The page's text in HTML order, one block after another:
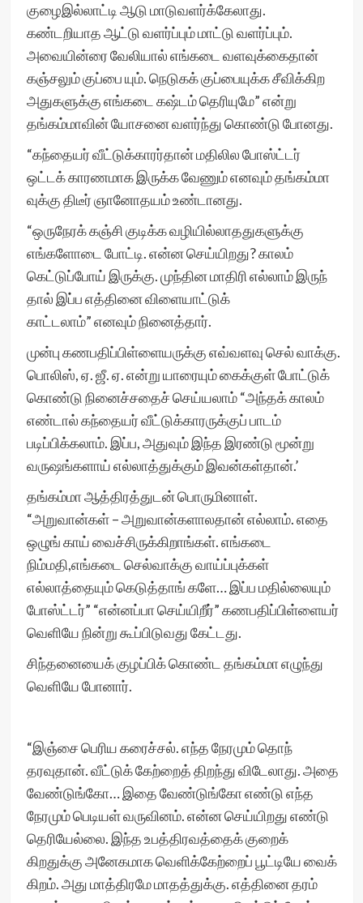
குழைஇல்லாட்டி ஆடு மாடுவளர்க்கேலாது.
கண்டறியாத ஆட்டு வளர்ப்பும் மாட்டு வளர்ப்பும்.
அவையின்ரை வேலியால் எங்கடை வளவுக்கைதான்
கஞ்சலும் குப்பை யும். நெடுகக் குப்பையுக்க சீவிக்கிற
அதுகளுக்கு எங்கடை கஷ்டம் தெரியுமே” என்று
தங்கம்மாவின் யோசனை வளர்ந்து கொண்டு போனது.
“கந்தையர் வீட்டுக்காரர்தான் மதிலில போஸ்ட்டர்
ஒட்டக் காரணமாக இருக்க வேணும் எனவும் தங்கம்மா
வுக்கு திடீர் ஞானோதயம் உண்டானது.
“ஒருநேரக் கஞ்சி குடிக்க வழியில்லாததுகளுக்கு
எங்களோடை போட்டி. என்ன செய்யிறது? காலம்
கெட்டுப்போய் இருக்கு. முந்தின மாதிரி எல்லாம் இருந்
தால் இப்ப எத்தினை விளையாட்டுக்
காட்டலாம்” எனவும் நினைத்தார்.
முன்பு கணபதிப்பிள்ளையருக்கு எவ்வளவு செல் வாக்கு.
பொலிஸ், ஏ. ஜீ. ஏ. என்று யாரையும் கைக்குள் போட்டுக்
கொண்டு நினைச்சதைச் செய்யலாம் “அந்தக் காலம்
எண்டால் கந்தையர் வீட்டுக்காரருக்குப் பாடம்
படிப்பிக்கலாம். இப்ப, அதுவும் இந்த இரண்டு மூன்று
வருஷங்களாய் எல்லாத்துக்கும் இவன்கள்தான்.’
தங்கம்மா ஆத்திரத்துடன் பொருமினாள்.
“அறுவான்கள் – அறுவான்களாலதான் எல்லாம். எதை
ஒழுங் காய் வைச்சிருக்கிறாங்கள். எங்கடை
நிம்மதி,எங்கடை செல்வாக்கு வாய்ப்புக்கள்
எல்லாத்தையும் கெடுத்தாங் களே… இப்ப மதில்லையும்
போஸ்ட்டர்” “என்னப்பா செய்யிறீர்” கணபதிப்பிள்ளையர்
வெளியே நின்று கூப்பிடுவது கேட்டது.
சிந்தனையைக் குழப்பிக் கொண்ட தங்கம்மா எழுந்து
வெளியே போனார்.
“இஞ்சை பெரிய கரைச்சல். எந்த நேரமும் தொந்
தரவுதான். வீட்டுக் கேற்றைத் திறந்து விடேலாது. அதை
வேண்டுங்கோ… இதை வேண்டுங்கோ எண்டு எந்த
நேரமும் பெடியள் வருவினம். என்ன செய்யிறது எண்டு
தெரியேல்லை. இந்த உபத்திரவத்தைக் குறைக்
கிறதுக்கு அனேகமாக வெளிக்கேற்றைப் பூட்டியே வைக்
கிறம். அது மாத்திரமே மாதத்துக்கு. எத்தினை தரம்